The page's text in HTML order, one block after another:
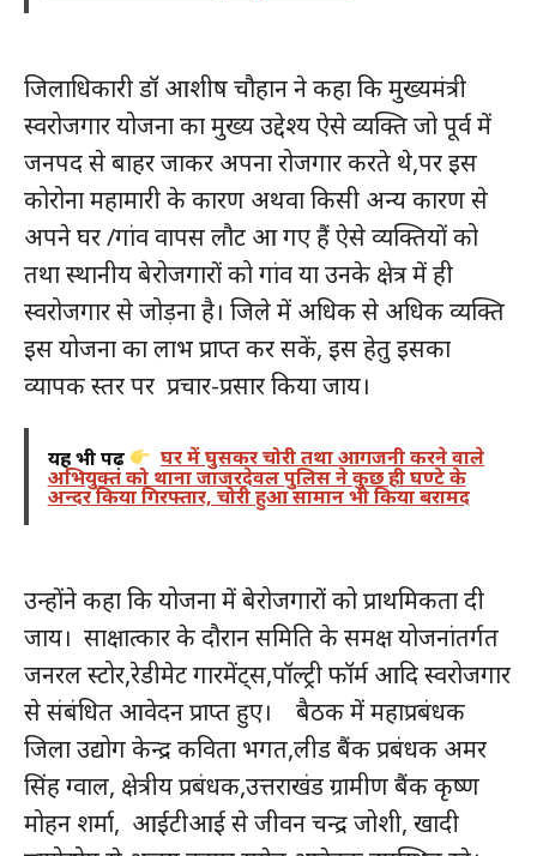
जिलाधिकारी डॉ आशीष चौहान ने कहा कि मुख्यमंत्री
स्वरोजगार योजना का मुख्य उद्देश्य ऐसे व्यक्ति जो पूर्व में
जनपद से बाहर जाकर अपना रोजगार करते थे,पर इस
कोरोना महामारी के कारण अथवा किसी अन्य कारण से
अपने घर /गांव वापस लौट आ गए हैं ऐसे व्यक्तियों को
तथा स्थानीय बेरोजगारों को गांव या उनके क्षेत्र में ही
स्वरोजगार से जोड़ना है। जिले में अधिक से अधिक व्यक्ति
इस योजना का लाभ प्राप्त कर सकें, इस हेतु इसका
व्यापक स्तर पर प्रचार-प्रसार किया जाय।
यह भी पढ़ें घर में घुसकर चोरी तथा आगजनी करने वाले
अभियुक्त को थाना जाजरदेवल पुलिस ने कुछ ही घण्टे के
अन्दर किया गिरफ्तार, चोरी हुआ सामान भी किया बरामद
उन्होंने कहा कि योजना में बेरोजगारों को प्राथमिकता दी
जाय। साक्षात्कार के दौरान समिति के समक्ष योजनांतर्गत
जनरल स्टोर,रेडीमेट गारमेंट्स,पॉल्ट्री फॉर्म आदि स्वरोजगार
से संबंधित आवेदन प्राप्त हुए। बैठक में महाप्रबंधक
जिला उद्योग केन्द्र कविता भगत,लीड बैंक प्रबंधक अमर
सिंह ग्वाल, क्षेत्रीय प्रबंधक,उत्तराखंड ग्रामीण बैंक कृष्ण
मोहन शर्मा, आईटीआई से जीवन चन्द्र जोशी, खादी